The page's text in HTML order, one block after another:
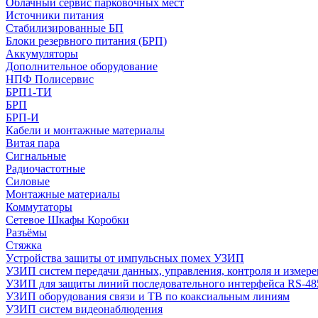
Облачный сервис парковочных мест
Источники питания
Стабилизированные БП
Блоки резервного питания (БРП)
Аккумуляторы
Дополнительное оборудование
НПФ Полисервис
БРП1-ТИ
БРП
БРП-И
Кабели и монтажные материалы
Витая пара
Сигнальные
Радиочастотные
Силовые
Монтажные материалы
Коммутаторы
Сетевое Шкафы Коробки
Разъёмы
Стяжка
Уcтройства защиты от импульсных помех УЗИП
УЗИП систем передачи данных, управления, контроля и
УЗИП для защиты линий последовательного интерфейса RS-
УЗИП оборудования связи и ТВ по коаксиальным линиям
УЗИП систем видеонаблюдения